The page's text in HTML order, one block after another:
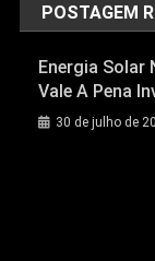
POSTAGEM
Energia Solar
Vale A Pena
30 de julho de